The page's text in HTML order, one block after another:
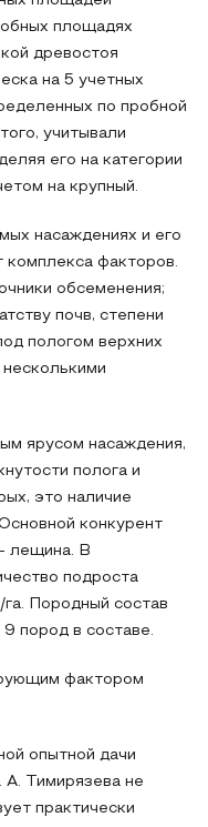
площадях
древостоя
на 5 учетных
по пробной
учитывали
его на категории
на крупный.
насаждениях и его
комплекса факторов.
обсеменения;
почв, степени
пологом верхних
ярусом насаждения,
полога и
это наличие
конкурент
лещина. В
подроста
га. Породный состав
пород в составе.
фактором
опытной дачи
Тимирязева не
практически